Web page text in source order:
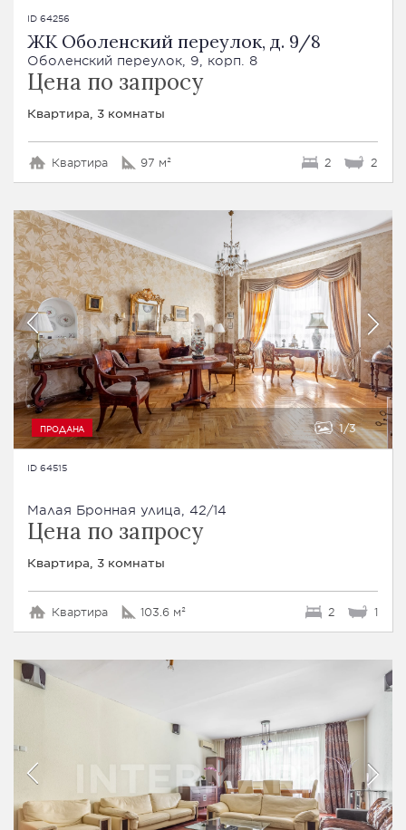
ID 64256
ЖК Оболенский переулок, д. 9/8
Оболенский переулок, 9, корп. 8
Цена по запросу
Квартира, 3 комнаты
Квартира 97 м² 2 2
ПРОДАНА 1 3
ID 64515
Малая Бронная улица, 42/14
Цена по запросу
Квартира, 3 комнаты
Квартира 103.6 м² 2 1